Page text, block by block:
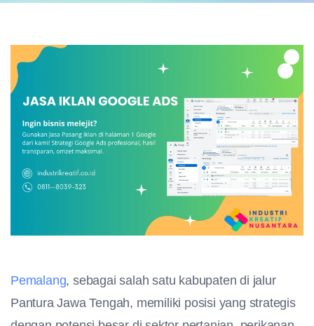
Pemalang, sebagai salah satu kabupaten di jalur
Pantura Jawa Tengah, memiliki posisi yang strategis